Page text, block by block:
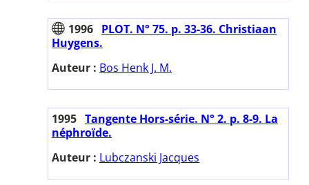
1996 PLOT. N° 75. p. 33-36. Christiaan
Huygens.
Auteur : Bos Henk J. M.
1995 Tangente Hors-série. N° 2. p. 8-9. La
néphroïde.
Auteur : Lubczanski Jacques